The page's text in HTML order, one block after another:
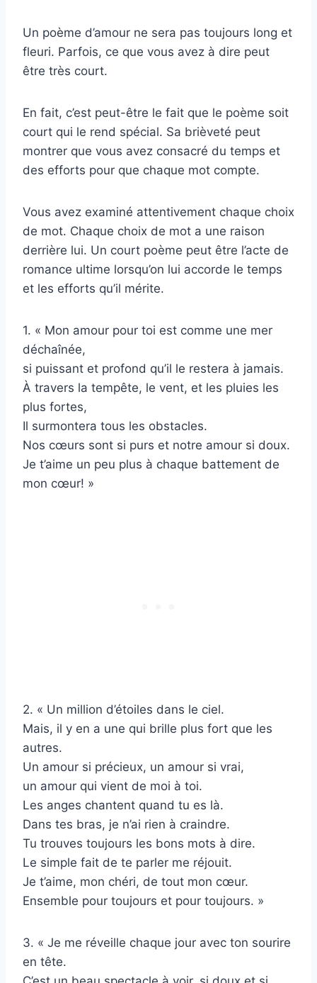
Un poème d’amour ne sera pas toujours long et
fleuri. Parfois, ce que vous avez à dire peut
être très court.
En fait, c’est peut-être le fait que le poème soit
court qui le rend spécial. Sa brièveté peut
montrer que vous avez consacré du temps et
des efforts pour que chaque mot compte.
Vous avez examiné attentivement chaque choix
de mot. Chaque choix de mot a une raison
derrière lui. Un court poème peut être l’acte de
romance ultime lorsqu’on lui accorde le temps
et les efforts qu’il mérite.
1. « Mon amour pour toi est comme une mer
déchaînée,
si puissant et profond qu’il le restera à jamais.
À travers la tempête, le vent, et les pluies les
plus fortes,
Il surmontera tous les obstacles.
Nos cœurs sont si purs et notre amour si doux.
Je t’aime un peu plus à chaque battement de
mon cœur! »
2. « Un million d’étoiles dans le ciel.
Mais, il y en a une qui brille plus fort que les
autres.
Un amour si précieux, un amour si vrai,
un amour qui vient de moi à toi.
Les anges chantent quand tu es là.
Dans tes bras, je n’ai rien à craindre.
Tu trouves toujours les bons mots à dire.
Le simple fait de te parler me réjouit.
Je t’aime, mon chéri, de tout mon cœur.
Ensemble pour toujours et pour toujours. »
3. « Je me réveille chaque jour avec ton sourire
en tête.